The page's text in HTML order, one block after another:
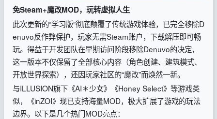
免Steam+魔改MOD，玩转虚拟人生
此次更新的“学习版”彻底颠覆了传统游戏体验，已完全移除D
enuvo反作弊保护，玩家无需Steam账户，下载解压即可畅
玩。得益于开发团队在早期访问阶段移除Denuvo的决定，
这一版本不仅保留了全部核心内容（角色创建、建筑模式、
开放世界探索），还因玩家社区的“魔改”而焕然一新。
与ILLUSION旗下《AI＊少女》《Honey Select》等游戏类
似，《inZOI》现已支持海量MOD，极大扩展了游戏的玩法
边界。以下是几个热门MOD亮点：